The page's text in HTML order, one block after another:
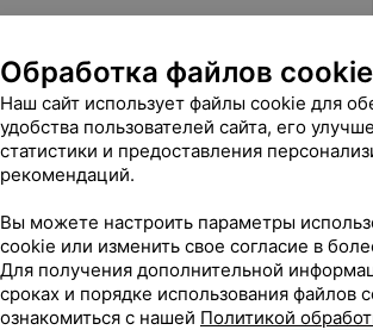
БелМАПО
катаракт», БелМАПО
коррекция зрения», БелМАПО
редкой офтальмопатологии.
Обработка файлов cookie
Наш сайт использует файлы cookie для
удобства пользователей сайта, его
статистики и предоставления
рекомендаций.
Вы можете настроить параметры
cookie или изменить свое согласие в
Для получения дополнительной
сроках и порядке использования файлов
ознакомиться с нашей Политикой